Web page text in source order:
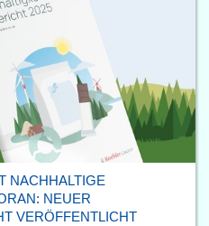
NACHHALTIGE
NEUER
VERÖFFENTLICHT